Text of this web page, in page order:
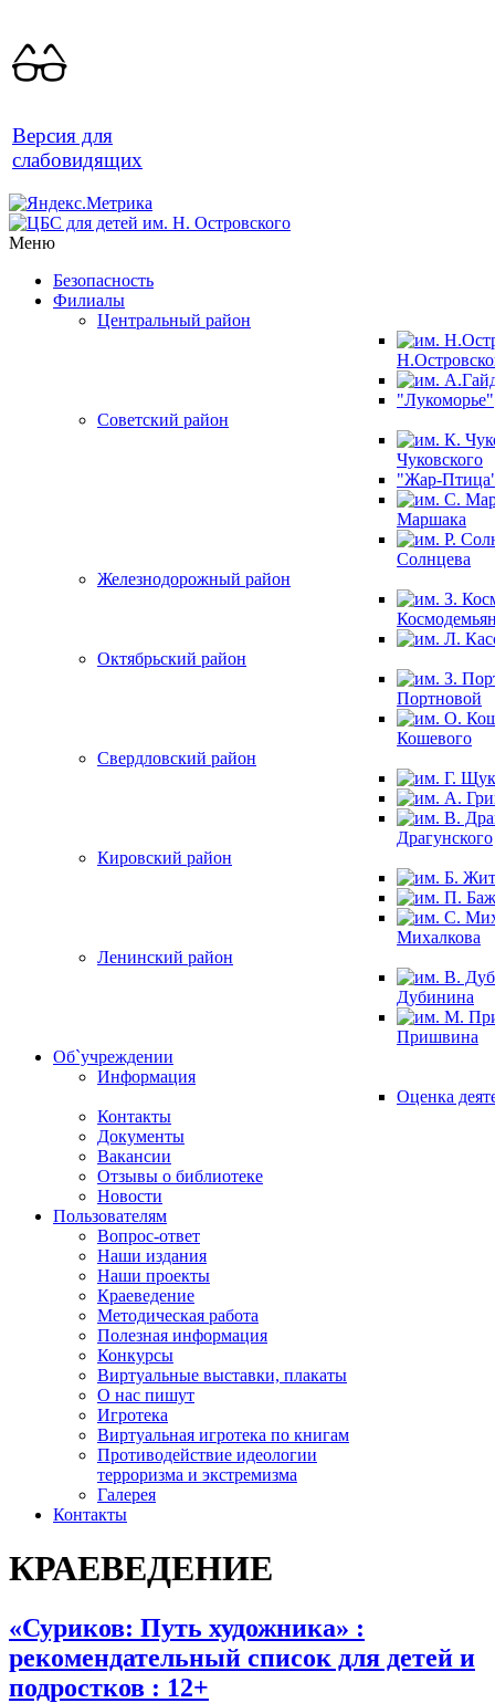
Версия для
слабовидящих
Меню
Безопасность
Филиалы
Центральный район
"Лукоморье"
Советский район
Чуковского
"Жар-
Маршака
Солнцева
Железнодорожный район
Октябрьский район
Портновой
Кошевого
Свердловский район
Драгунского
Кировский район
Михалкова
Ленинский район
Дубинина
Пришвина
Об`учреждении
Информация
Оценка
Контакты
Документы
Вакансии
Отзывы о библиотеке
Новости
Пользователям
Вопрос-ответ
Наши издания
Наши проекты
Краеведение
Методическая работа
Полезная информация
Конкурсы
Виртуальные выставки, плакаты
О нас пишут
Игротека
Виртуальная игротека по книгам
Противодействие идеологии
терроризма и экстремизма
Галерея
Контакты
КРАЕВЕДЕНИЕ
«Суриков: Путь художника» :
рекомендательный список для детей и
подростков : 12+